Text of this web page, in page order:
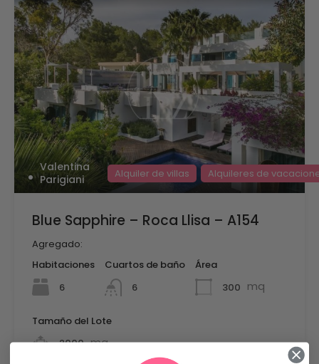
Valentina
Parigiani
Alquiler de villas Alquileres de
Blue Sapphire – Roca Llisa – A154
Agregado:
Habitaciones
6
Cuartos de baño
6
Área
300 mq
Tamaño del Lote
2000 mq